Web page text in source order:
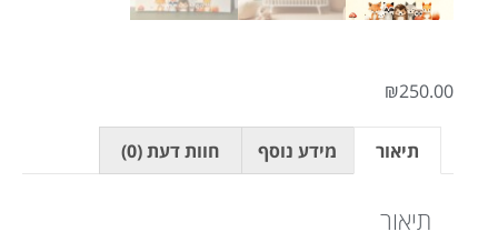
₪250.00
תיאור מידע נוסף חוות דעת (0)
תיאור